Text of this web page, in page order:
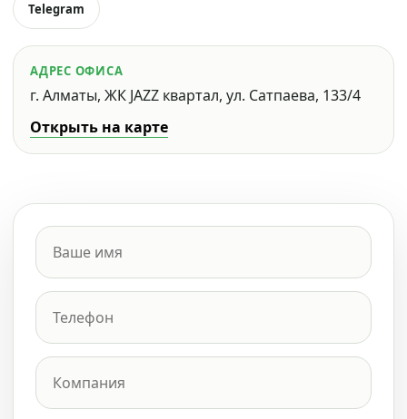
Telegram
АДРЕС ОФИСА
г. Алматы, ЖК JAZZ квартал, ул. Сатпаева, 133/4
Открыть на карте